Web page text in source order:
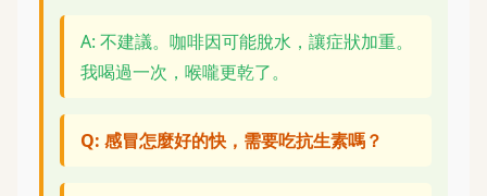
A: 不建議。咖啡因可能脫水，讓症狀加重。
我喝過一次，喉嚨更乾了。
Q: 感冒怎麼好的快，需要吃抗生素嗎？